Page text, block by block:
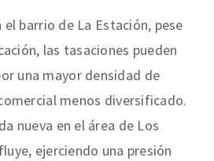
barrio de La Estación, pese
las tasaciones pueden
una mayor densidad de
menos diversificado.
nueva en el área de Los
ejerciendo una presión